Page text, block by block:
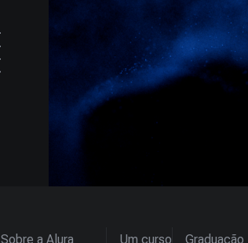
Sobre a Alura Um curso Graduação